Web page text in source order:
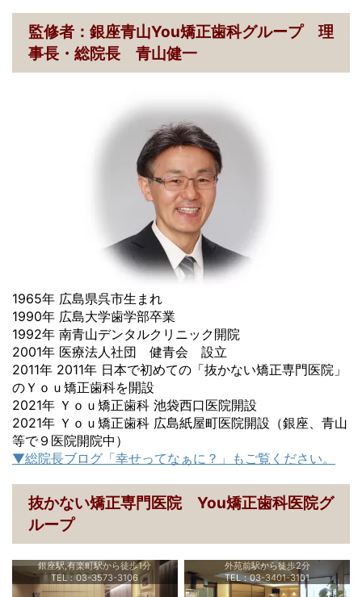
監修者：銀座青山You矯正歯科グループ 理
事長・総院長 青山健一
1965年 広島県呉市生まれ
1990年 広島大学歯学部卒業
1992年 南青山デンタルクリニック開院
2001年 医療法人社団 健青会 設立
2011年 2011年 日本で初めての「抜かない矯正専門医院」
のＹｏｕ矯正歯科を開設
2021年 Ｙｏｕ矯正歯科 池袋西口医院開設
2021年 Ｙｏｕ矯正歯科 広島紙屋町医院開設（銀座、青山
等で９医院開院中）
▼総院長ブログ「幸せってなぁに？」もご覧ください。
抜かない矯正専門医院 You矯正歯科医院グ
ループ
銀座駅,有楽町駅から徒歩1分
TEL：03-3573-3106
外苑前駅から徒歩2分
TEL：03-3401-3101